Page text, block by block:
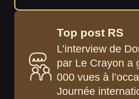
Top post RS
L’interview de
par Le Crayon a
000 vues à
Journée